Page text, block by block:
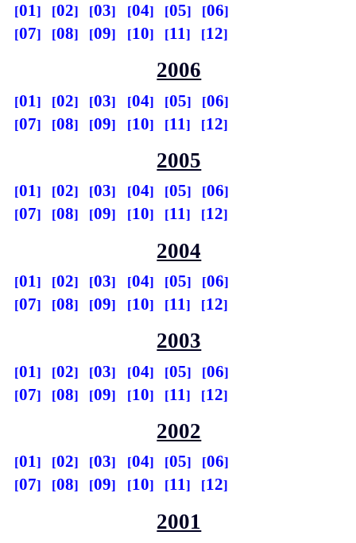
01 02 03 04 05
06
07
08 09 10 11 12
2006
01 02 03 04 05
06
07
08 09 10 11 12
2005
01 02 03 04 05
06
07
08 09 10 11 12
2004
01 02 03 04 05
06
07
08 09 10 11 12
2003
01 02 03 04 05
06
07
08 09 10 11 12
2002
01 02 03 04 05
06
07
08 09 10 11 12
2001